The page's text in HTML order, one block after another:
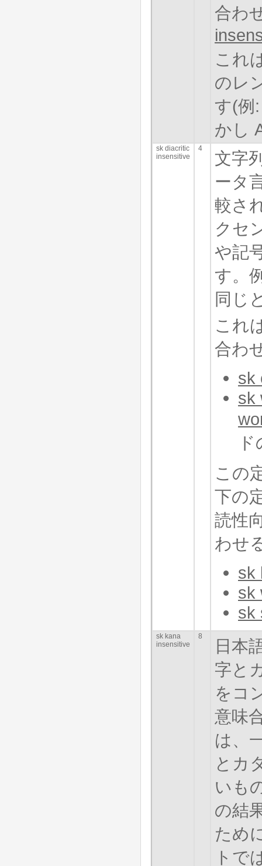
合わ
これ
のレ
す(例
かし
sk diacritic
insensitive
4
文字
ータ
較さ
クセ
や記
す。
同じ
これ
合わ
sk
sk
この
下の
読性
わせ
sk
sk
sk
sk kana
insensitive
8
日本
字と
をコ
意味
は、
とカ
いも
の結
ため
トで